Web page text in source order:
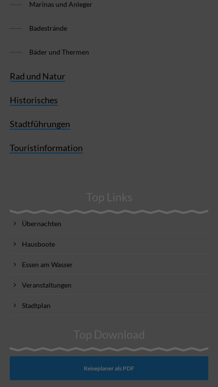
Marinas und Anleger
Badestrände
Bäder und Thermen
Rad und Natur
Historisches
Stadtführungen
Touristinformation
Top Links
Übernachten
Hausboote
Essen am Wasser
Veranstaltungen
Stadtplan
Top Download
Reiseplaner als PDF